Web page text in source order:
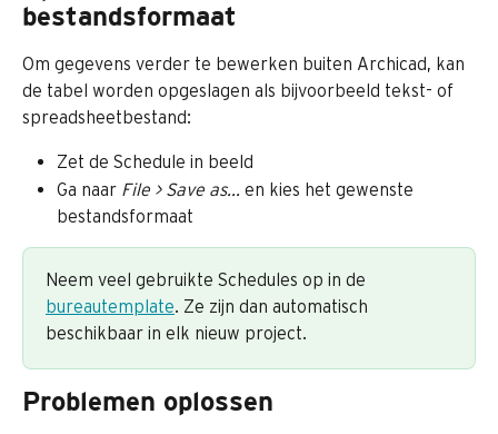
bestandsformaat
Om gegevens verder te bewerken buiten Archicad, kan
de tabel worden opgeslagen als bijvoorbeeld tekst- of
spreadsheetbestand:
Zet de Schedule in beeld
Ga naar File > Save as... en kies het gewenste
bestandsformaat​
Neem veel gebruikte Schedules op in de
bureautemplate. Ze zijn dan automatisch
beschikbaar in elk nieuw project.
Problemen oplossen